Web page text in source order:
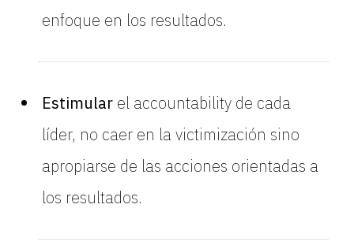
enfoque en los resultados.
Estimular el accountability de cada
líder, no caer en la victimización sino
apropiarse de las acciones orientadas a
los resultados.